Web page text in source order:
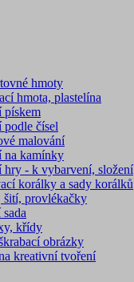
hmoty
hmota, plastelína
pískem
čísel
malování
na kamínky
hry - k vybarvení, složení
korálky a sady korálků
šití, provlékačky
křídy
obrázky
kreativní tvoření